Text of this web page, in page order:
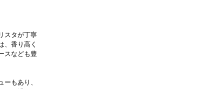
スタが丁寧
、香り高く
スなども豊
ーもあり、